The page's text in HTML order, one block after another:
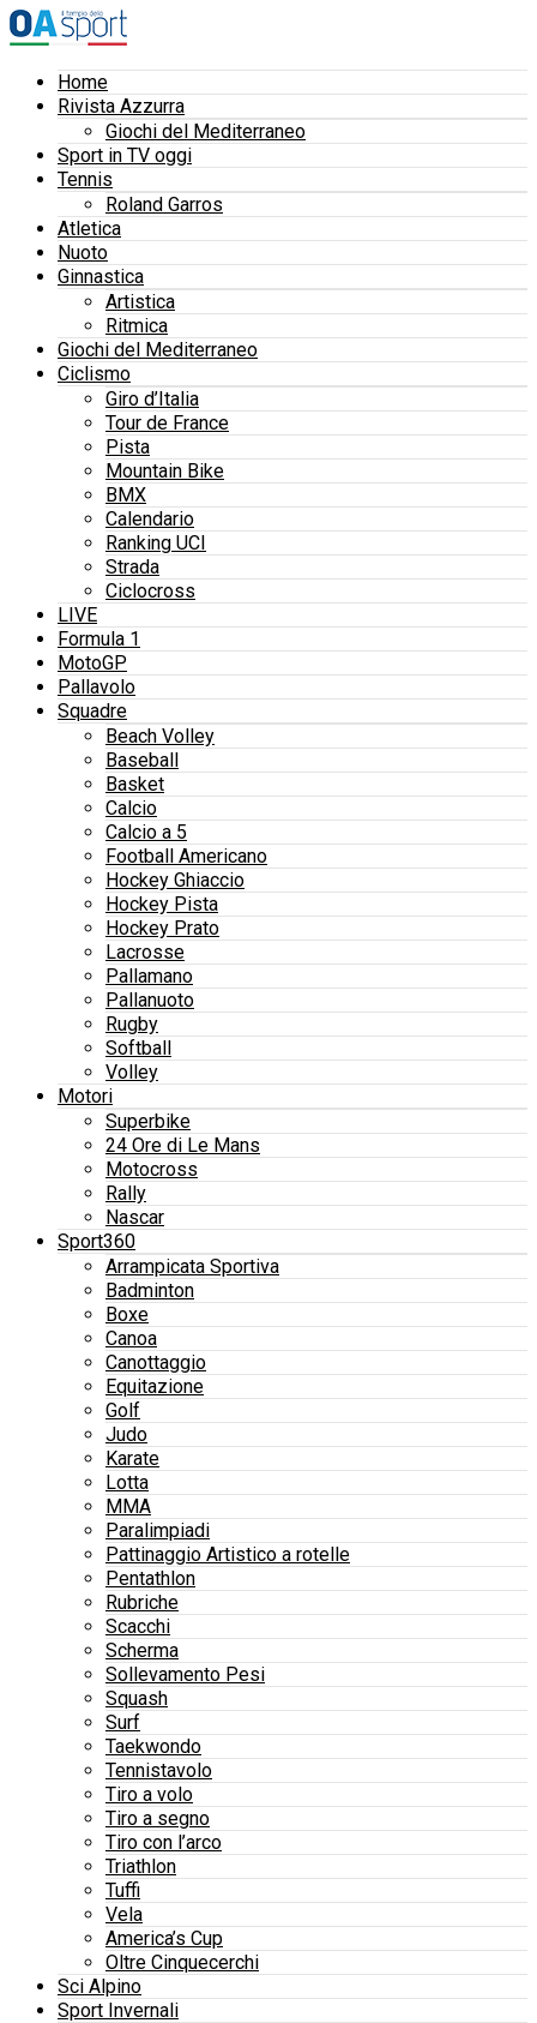
Home
Rivista Azzurra
Giochi del Mediterraneo
Sport in TV oggi
Tennis
Roland Garros
Atletica
Nuoto
Ginnastica
Artistica
Ritmica
Giochi del Mediterraneo
Ciclismo
Giro d’Italia
Tour de France
Pista
Mountain Bike
BMX
Calendario
Ranking UCI
Strada
Ciclocross
LIVE
Formula 1
MotoGP
Pallavolo
Squadre
Beach Volley
Baseball
Basket
Calcio
Calcio a 5
Football Americano
Hockey Ghiaccio
Hockey Pista
Hockey Prato
Lacrosse
Pallamano
Pallanuoto
Rugby
Softball
Volley
Motori
Superbike
24 Ore di Le Mans
Motocross
Rally
Nascar
Sport360
Arrampicata Sportiva
Badminton
Boxe
Canoa
Canottaggio
Equitazione
Golf
Judo
Karate
Lotta
MMA
Paralimpiadi
Pattinaggio Artistico a rotelle
Pentathlon
Rubriche
Scacchi
Scherma
Sollevamento Pesi
Squash
Surf
Taekwondo
Tennistavolo
Tiro a volo
Tiro a segno
Tiro con l’arco
Triathlon
Tuffi
Vela
America’s Cup
Oltre Cinquecerchi
Sci Alpino
Sport Invernali